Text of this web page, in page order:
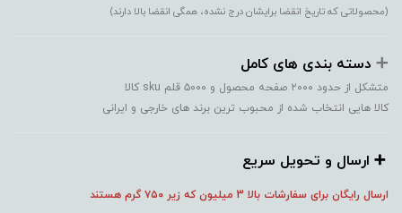
(محصولاتی که تاریخ انقضا برایشان درج نشده، همگی انقضا بالا دارند)
➕️ دسته بندی های کامل
متشکل از حدود ۲۰۰۰ صفحه محصول و ۵۰۰۰ قلم sku کالا
کالا هایی انتخاب شده از محبوب ترین برند های خارجی و ایرانی
➕️ ارسال و تحویل سریع
ارسال رایگان برای سفارشات بالا 3 میلیون که زیر ۷۵۰ گرم هستند